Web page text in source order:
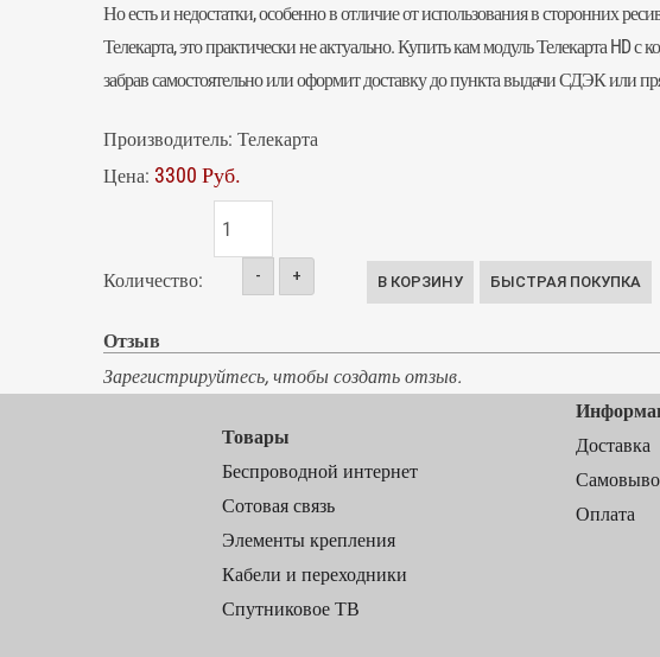
Но есть и недостатки, особенно в отличие от использования в сторонних
Телекарта, это практически не актуально. Купить кам модуль Телекарта
забрав самостоятельно или оформит доставку до пункта выдачи СДЭК или
Производитель: Телекарта
Цена: 3300 Руб.
Количество: - +
Отзыв
Зарегистрируйтесь, чтобы создать отзыв.
Товары
Беспроводной интернет
Сотовая связь
Элементы крепления
Кабели и переходники
Спутниковое ТВ
Доставка
Оплата